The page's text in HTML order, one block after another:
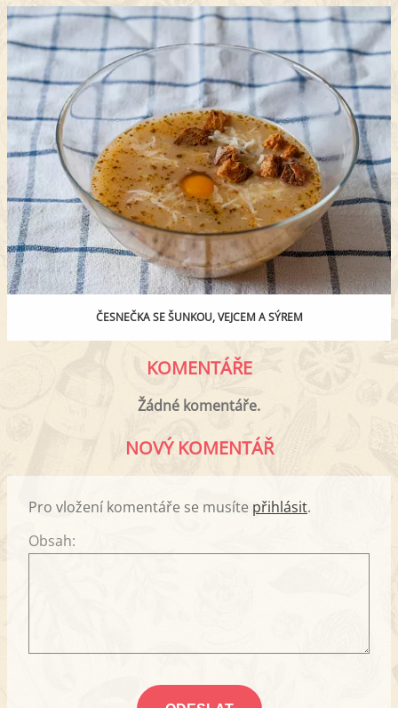
ČESNEČKA SE ŠUNKOU, VEJCEM A SÝREM
KOMENTÁŘE
Žádné komentáře.
NOVÝ KOMENTÁŘ
Pro vložení komentáře se musíte přihlásit.
Obsah: